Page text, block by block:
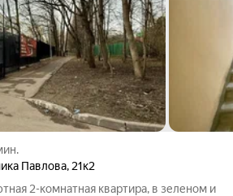
Павлова, 21к2
2-комнатная квартира, в зеленом и